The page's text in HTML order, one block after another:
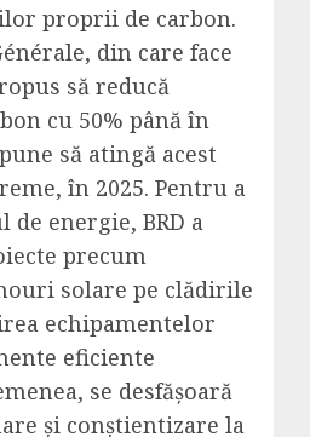
proprii de carbon.
din care face
să reducă
cu 50% până în
să atingă acest
în 2025. Pentru a
de energie, BRD a
precum
solare pe clădirile
echipamentelor
eficiente
se desfășoară
și conștientizare la